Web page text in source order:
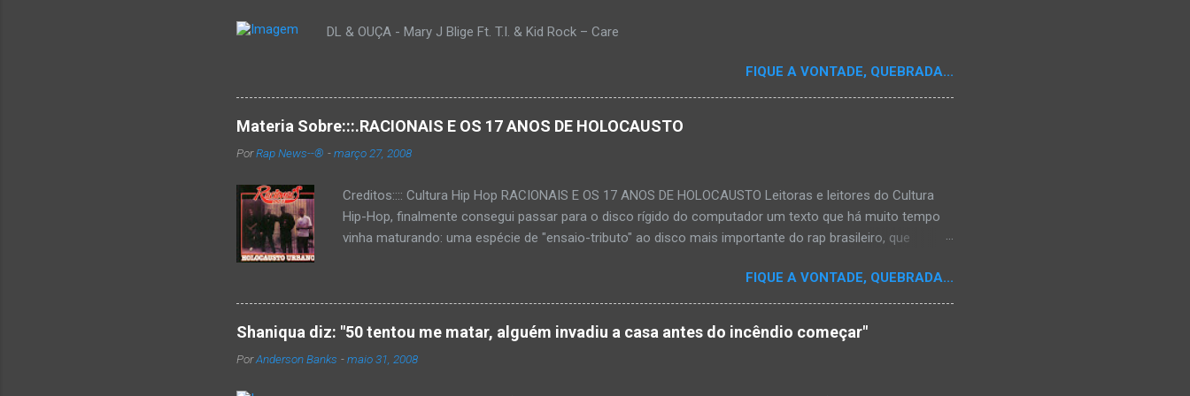
DL & OUÇA - Mary J Blige Ft. T.I. & Kid Rock – Care
FIQUE A VONTADE, QUEBRADA...
Materia Sobre:::.RACIONAIS E OS 17 ANOS DE HOLOCAUSTO
PorRap News--® -março 27, 2008
Creditos:::: Cultura Hip Hop RACIONAIS E OS 17 ANOS DE HOLOCAUSTO Leitoras e leitores do Cultura
Hip-Hop, finalmente consegui passar para o disco rígido do computador um texto que há muito tempo
vinha maturando: uma espécie de "ensaio-tributo" ao disco mais importante do rap brasileiro, que
Como de costume, uma pequena digressão. É muito disseminada em nosso país a crença de que o
brasileiro não tem memória. Fala-se muito por aí que não cultuamos nossos antepassados nem nossa
rica história sociocultural. No que diz respeito ao hip-hop, cabe a nós, formadores de opinião
minimamente responsáveis, tentar mudar essa trajetória de descaso e esquecimento. Assim, o sítio
Cultura Hip-Hop tornou-se mais um dos espaços de preservação e disseminação da rica história do
FIQUE A VONTADE, QUEBRADA...
Shaniqua diz: "50 tentou me matar, alguém invadiu a casa antes do incêndio começar"
PorAnderson Banks -maio 31, 2008